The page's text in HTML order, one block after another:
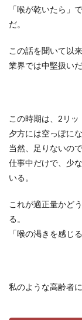
「喉が乾いたら」
だ。
この話を聞いて以
業界では中堅扱い
この時期は、2リッ
夕方には空っぽに
当然、足りないの
仕事中だけで、少
いる。
これが適正量かど
る。
「喉の渇きを感じ
私のような高齢者